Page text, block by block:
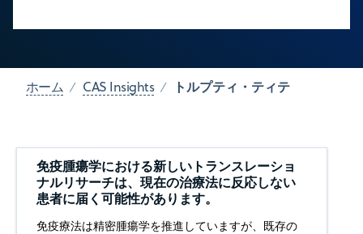
ホーム CAS Insights トルプティ・ティテ
免疫腫瘍学における新しいトランスレーショ
ナルリサーチは、現在の治療法に反応しない
患者に届く可能性があります。
免疫療法は精密腫瘍学を推進していますが、既存の